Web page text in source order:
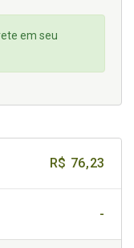
em seu
R$ 76,23
-